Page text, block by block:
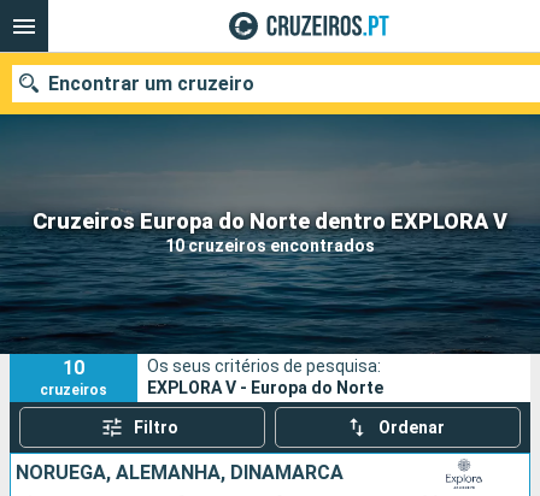
Cruzeiros Europa do Norte dentro EXPLORA V
10 cruzeiros encontrados
Encontrar um cruzeiro
Quando ir?
Data de partida
Portos Companhias
Pesquisar
10
cruzeiros
Os seus critérios de pesquisa:
EXPLORA V - Europa do Norte
Filtro Ordenar
NORUEGA, ALEMANHA, DINAMARCA